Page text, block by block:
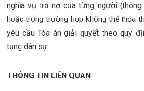
nghĩa vụ trả nợ của từng người
hoặc trong trường hợp không thể thỏa
yêu cầu Tòa án giải quyết theo quy
tụng dân sự.
THÔNG TIN LIÊN QUAN